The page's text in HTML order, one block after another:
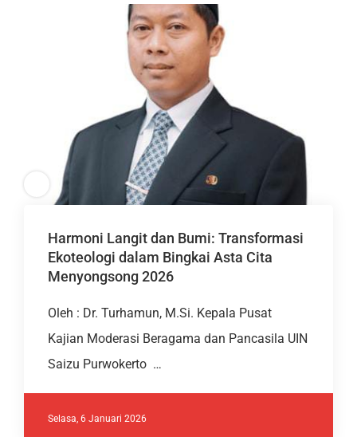
Harmoni Langit dan Bumi: Transformasi
Ekoteologi dalam Bingkai Asta Cita
Menyongsong 2026
Oleh : Dr. Turhamun, M.Si. Kepala Pusat
Kajian Moderasi Beragama dan Pancasila UIN
Saizu Purwokerto …
Selasa, 6 Januari 2026